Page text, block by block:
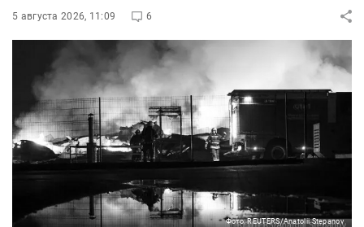
5 августа 2026, 11:09 6
Фото: REUTERS/Anatolii Stepanov